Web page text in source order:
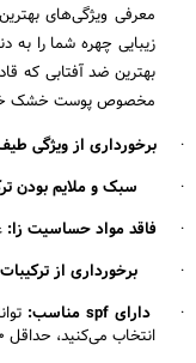
معرفی ویژگی‌های
زیبایی چهره شما را
بهترین ضد آفتابی که
مخصوص پوست خشک
· برخورداری از ویژگی
· سبک و ملایم بودن
· فاقد مواد حساسیت زا:
· برخورداری از
· دارای spfمناسب:
انتخاب می‌کنید، حداقل ۳۰ یا ۵۰ باشد.)